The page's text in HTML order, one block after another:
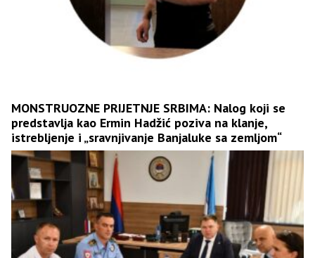
MONSTRUOZNE PRIJETNJE SRBIMA: Nalog koji se
predstavlja kao Ermin Hadžić poziva na klanje,
istrebljenje i „sravnjivanje Banjaluke sa zemljom“